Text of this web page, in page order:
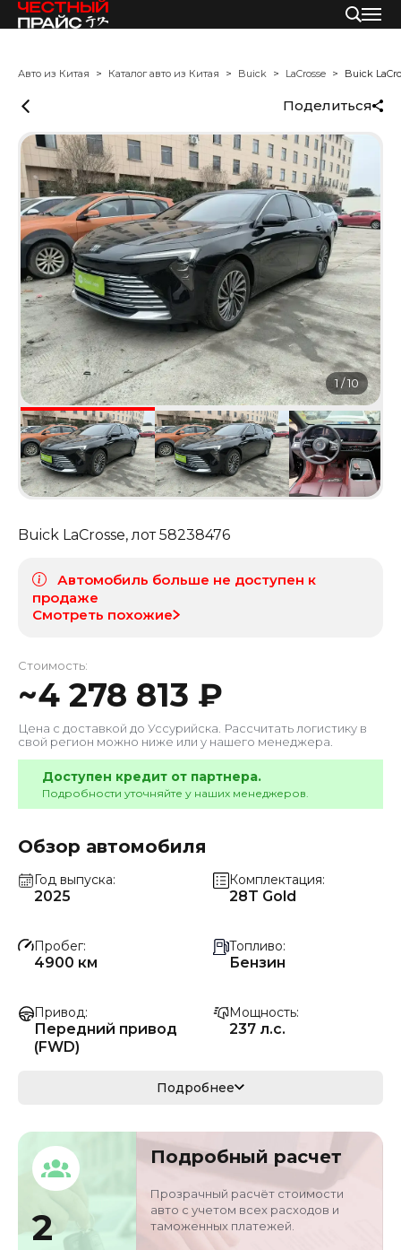
Авто из Китая Каталог авто из Китая Buick LaCrosse Buick
Поделиться
1/10
Buick LaCrosse, лот58238476
Автомобиль больше не доступен к
продаже
Смотреть похожие
Стоимость:
~4 278 813 ₽
Цена с доставкой до Уссурийска . Рассчитать логистику в
свой регион можно ниже или у нашего менеджера.
Доступен кредит от партнера.
Подробности уточняйте у наших менеджеров.
Обзор автомобиля
Год выпуска
2025
Комплектация
28T Gold
Пробег
4900 км
Топливо
Бензин
Привод
Передний привод
(FWD)
Мощность
237 л.с.
174 кВ
Кузов
седан 2 л
черный
Состояние
б/у
Подробнее
2
Подробный расчет
Прозрачный расчёт стоимости
авто с учетом всех расходов и
таможенных платежей.